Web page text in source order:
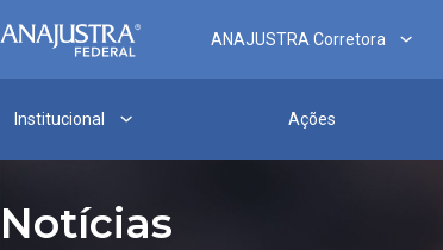
ANAJUSTRA Corretora
Institucional Ações
Notícias